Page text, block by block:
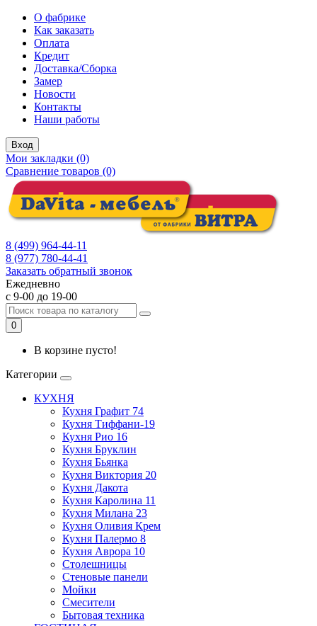
О фабрике
Как заказать
Оплата
Кредит
Доставка/Сборка
Замер
Новости
Контакты
Наши работы
Вход
Мои закладки (0)
Сравнение товаров (0)
8 (499) 964-44-11
8 (977) 780-44-41
Заказать обратный звонок
Ежедневно
с 9-00 до 19-00
0
В корзине пусто!
Категории
КУХНЯ
Кухня Графит 74
Кухня Тиффани-19
Кухня Рио 16
Кухня Бруклин
Кухня Бьянка
Кухня Виктория 20
Кухня Дакота
Кухня Каролина 11
Кухня Милана 23
Кухня Оливия Крем
Кухня Палермо 8
Кухня Аврора 10
Столешницы
Стеновые панели
Мойки
Смесители
Бытовая техника